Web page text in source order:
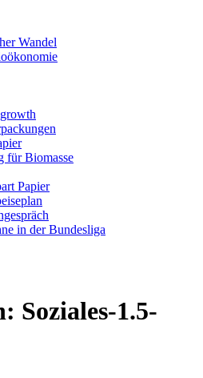
Wandel
für Biomasse
Papier
in der Bundesliga
Soziales-1.5-